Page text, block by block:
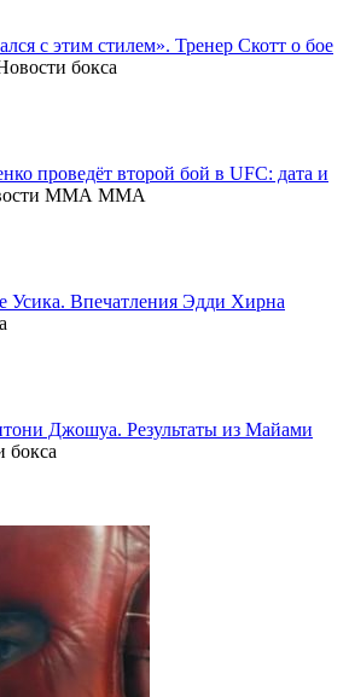
с этим стилем». Тренер Скотт о бое
проведёт второй бой в UFC: дата и
MMA
Усика. Впечатления Эдди Хирна
Джошуа. Результаты из Майами